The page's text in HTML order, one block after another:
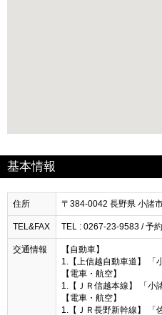
基本情報
住所 〒384-0042 長野県 小諸
TEL&FAX TEL : 0267-23-9583 / 予
交通情報
【自動車】
1.【上信越自動車道】 「
【電車・航空】
1.【ＪＲ信越本線】 「小
【電車・航空】
1.【ＪＲ長野新幹線】 「